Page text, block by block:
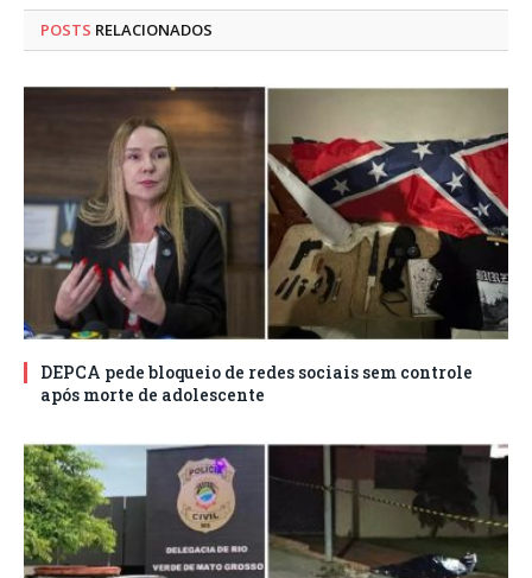
POSTS RELACIONADOS
DEPCA pede bloqueio de redes sociais sem controle
após morte de adolescente